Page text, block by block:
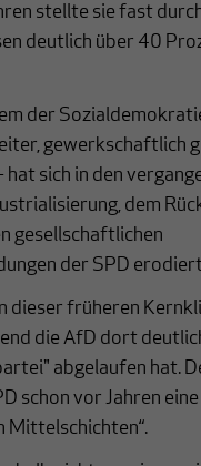
stellte sie fast
deutlich über 40
der
gewerkschaftlich
sich in den
dem
gesellschaftlichen
der SPD
dieser früheren
die AfD dort
abgelaufen hat.
schon vor Jahren eine
Mittelschichten“.